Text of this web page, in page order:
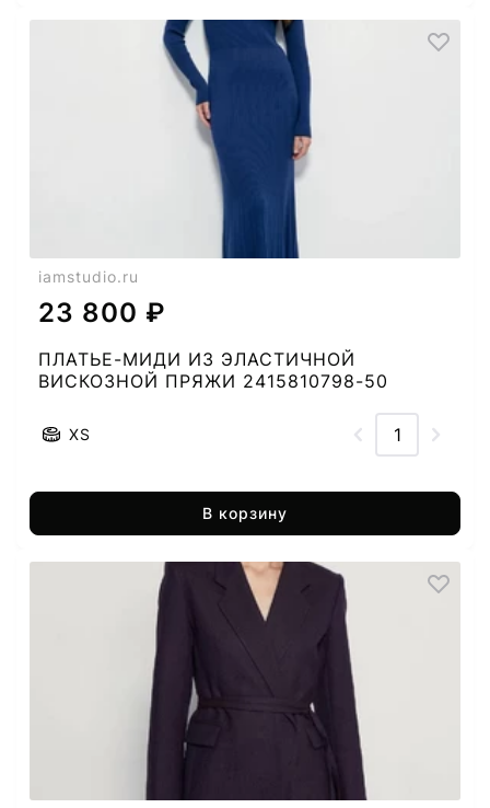
iamstudio.ru
23 800 ₽
ПЛАТЬЕ-МИДИ ИЗ ЭЛАСТИЧНОЙ
ВИСКОЗНОЙ ПРЯЖИ 2415810798-50
XS
В корзину